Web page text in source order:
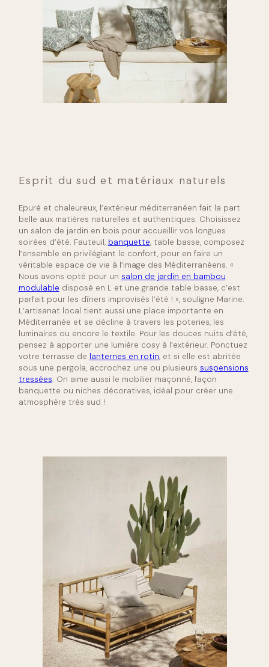
Esprit du sud et matériaux naturels
Epuré et chaleureux, l’extérieur méditerranéen fait la part
belle aux matières naturelles et authentiques. Choisissez
un salon de jardin en bois pour accueillir vos longues
soirées d’été. Fauteuil, banquette, table basse, composez
l’ensemble en privilégiant le confort, pour en faire un
véritable espace de vie à l’image des Méditerranéens. «
Nous avons opté pour un salon de jardin en bambou
modulable disposé en L et une grande table basse, c’est
parfait pour les dîners improvisés l’été ! », souligne Marine.
L’artisanat local tient aussi une place importante en
Méditerranée et se décline à travers les poteries, les
luminaires ou encore le textile. Pour les douces nuits d’été,
pensez à apporter une lumière cosy à l’extérieur. Ponctuez
votre terrasse de lanternes en rotin, et si elle est abritée
sous une pergola, accrochez une ou plusieurs suspensions
tressées. On aime aussi le mobilier maçonné, façon
banquette ou niches décoratives, idéal pour créer une
atmosphère très sud !